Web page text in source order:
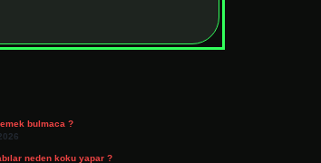
bulmaca ?
neden koku yapar ?
tulipbetelexbett.net